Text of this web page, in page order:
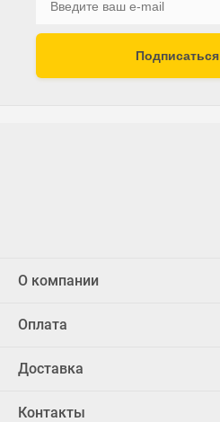
Подписаться
О компании
Оплата
Доставка
Контакты